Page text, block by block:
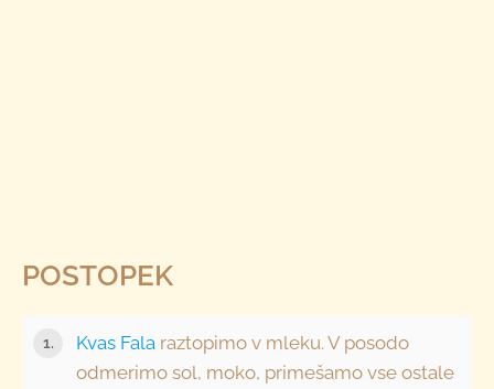
POSTOPEK
Kvas Fala raztopimo v mleku. V posodo
odmerimo sol, moko, primešamo vse ostale